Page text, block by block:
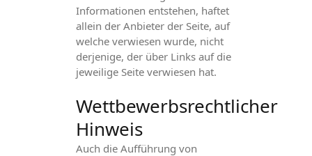
Informationen entstehen, haftet
allein der Anbieter der Seite, auf
welche verwiesen wurde, nicht
derjenige, der über Links auf die
jeweilige Seite verwiesen hat.
Wettbewerbsrechtlicher
Hinweis
Auch die Aufführung von